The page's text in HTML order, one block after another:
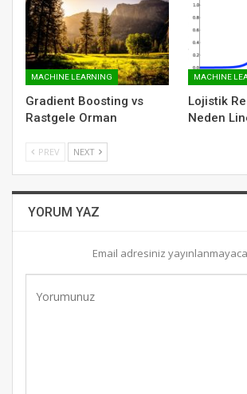
MACHINE LEARNING
Gradient Boosting vs
Rastgele Orman
MACHINE
Lojistik
Neden
PREV NEXT
YORUM YAZ
Email adresiniz